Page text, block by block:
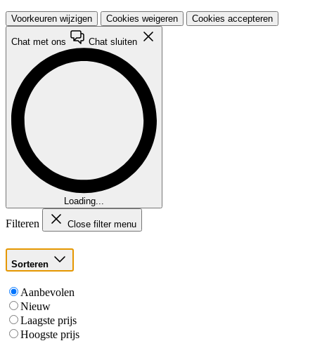
Voorkeuren wijzigen Cookies weigeren Cookies accepteren
Chat met ons Chat sluiten
Loading...
Filteren Close filter menu
Sorteren
Aanbevolen
Nieuw
Laagste prijs
Hoogste prijs